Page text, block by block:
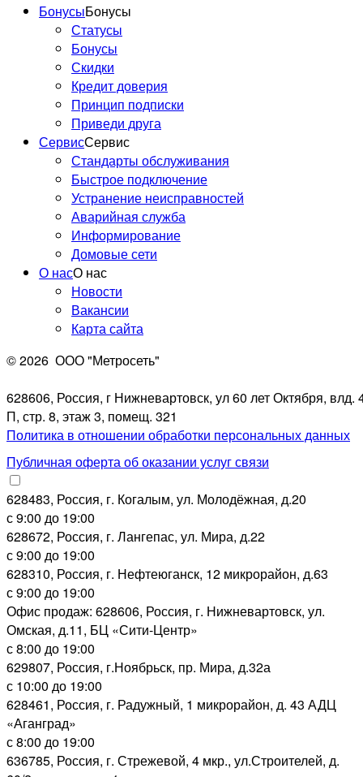
БонусыБонусы
Статусы
Бонусы
Скидки
Кредит доверия
Принцип подписки
Приведи друга
СервисСервис
Стандарты обслуживания
Быстрое подключение
Устранение неисправностей
Аварийная служба
Информирование
Домовые сети
О насО нас
Новости
Вакансии
Карта сайта
© 2026 ООО "Метросеть"
628606, Россия, г Нижневартовск, ул 60 лет Октября, влд.
П, стр. 8, этаж 3, помещ. 321
Политика в отношении обработки персональных данных
Публичная оферта об оказании услуг связи
628483, Россия, г. Когалым, ул. Молодёжная, д.20
с 9:00 до 19:00
628672, Россия, г. Лангепас, ул. Мира, д.22
с 9:00 до 19:00
628310, Россия, г. Нефтеюганск, 12 микрорайон, д.63
с 9:00 до 19:00
Офис продаж: 628606, Россия, г. Нижневартовск, ул.
Омская, д.11, БЦ «Сити-Центр»
с 8:00 до 19:00
629807, Россия, г.Ноябрьск, пр. Мира, д.32а
с 10:00 до 19:00
628461, Россия, г. Радужный, 1 микрорайон, д. 43 АДЦ
«Аганград»
с 8:00 до 19:00
636785, Россия, г. Стрежевой, 4 мкр., ул.Строителей, д.